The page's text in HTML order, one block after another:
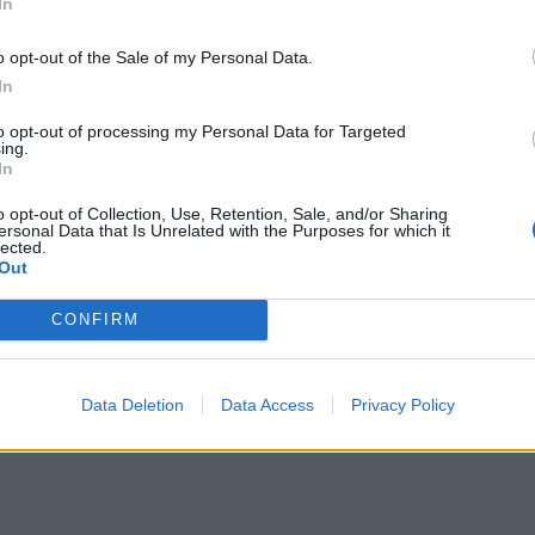
opt-out of the Sale of my Personal Data.
opt-out of processing my Personal Data for Targeted
opt-out of Collection, Use, Retention, Sale, and/or Sharing
Data that Is Unrelated with the Purposes for which it
CONFIRM
Data Deletion Data Access Privacy Policy
ΒΟΑΚ
την Παρασκευή στον ΒΟΑΚ
Ο Βλαδίμηρος Κυριακίδης στο πλευρό των παιδιών του
ΚΡΗΤΗ 16:41
Ο Βλαδίμηρος Κυριακίδης στο
για 5η χρονιά
- Είχε μεταφερθεί στο Α.Τ πριν την εξαφάνιση της
που βρέθηκε νεκρή - Είχε μεταφερθεί στο Α.Τ πριν την
Χανιά: Δίκτυο 62 κοινόχρηστων κρηνών προσφέρει
ΚΡΗΤΗ 15:52
Χανιά: Δίκτυο 62 κοινόχρηστων
κρηνών προσφέρει δωρεάν